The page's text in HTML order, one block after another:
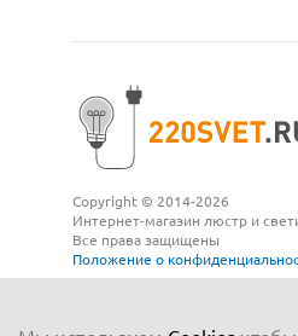
Copyright © 2014-2026
Интернет-магазин люстр и
Все права защищены
Положение о